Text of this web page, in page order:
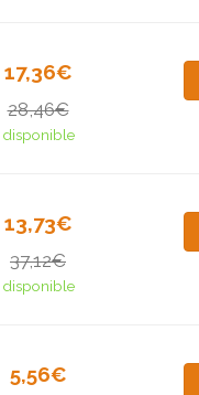
17,36€
28,46€
disponible
13,73€
37,12€
disponible
5,56€